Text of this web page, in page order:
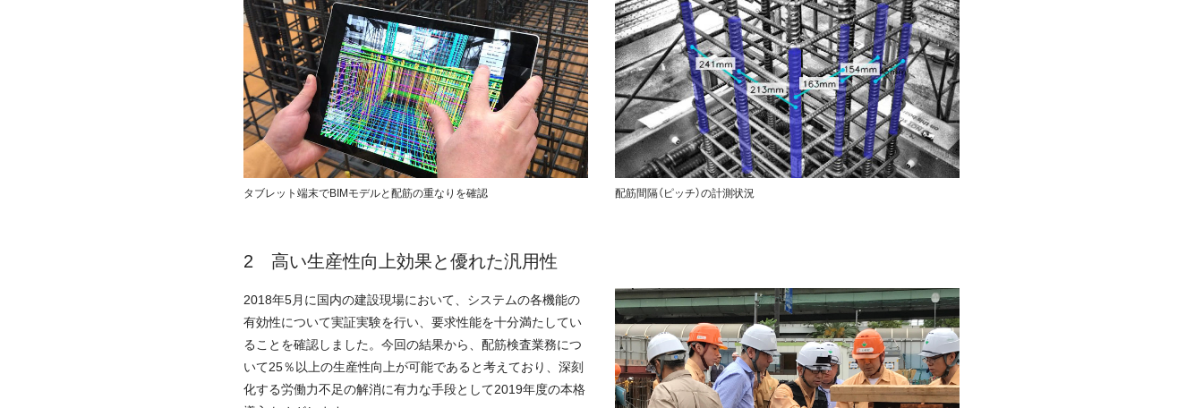
タブレット端末でBIMモデルと配筋の重なりを確認 配筋間隔（ピッチ）の計測状況
高い生産性向上効果と優れた汎用性
2018年5月に国内の建設現場において、システムの各機能の
有効性について実証実験を行い、要求性能を十分満たしてい
ることを確認しました。今回の結果から、配筋検査業務につ
いて25％以上の生産性向上が可能であると考えており、深刻
化する労働力不足の解消に有力な手段として2019年度の本格